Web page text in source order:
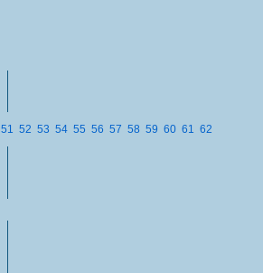
51 52 53 54 55 56 57 58 59 60 61 62